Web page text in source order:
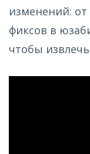
изменений:
фиксов в
чтобы